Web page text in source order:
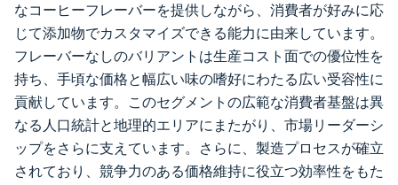
なコーヒーフレーバーを提供しながら、消費者が好みに応
じて添加物でカスタマイズできる能力に由来しています。
フレーバーなしのバリアントは生産コスト面での優位性を
持ち、手頃な価格と幅広い味の嗜好にわたる広い受容性に
貢献しています。このセグメントの広範な消費者基盤は異
なる人口統計と地理的エリアにまたがり、市場リーダーシ
ップをさらに支えています。さらに、製造プロセスが確立
されており、競争力のある価格維持に役立つ効率性をもた